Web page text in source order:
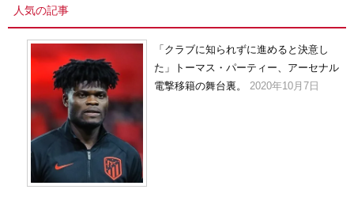
人気の記事
「クラブに知られずに進めると決意し
た」トーマス・パーティー、アーセナル
電撃移籍の舞台裏。
2020年10月7日